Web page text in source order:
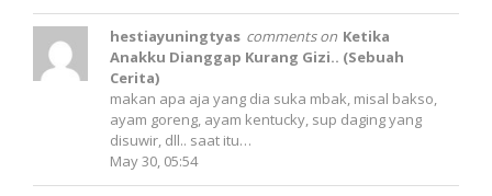
hestiayuningtyas comments on Ketika
Anakku Dianggap Kurang Gizi.. (Sebuah
Cerita)
makan apa aja yang dia suka mbak, misal bakso,
ayam goreng, ayam kentucky, sup daging yang
disuwir, dll.. saat itu…
May 30, 05:54